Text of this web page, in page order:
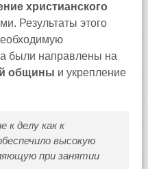
христианского
Результаты этого
были направлены на
общины и укрепление
к делу как к
высокую
при занятии